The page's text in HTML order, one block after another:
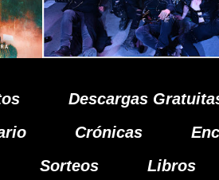
Descargas
Crónicas
Sorteos Libros